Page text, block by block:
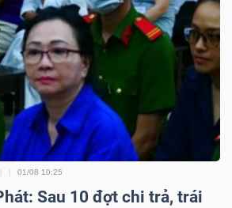
01/08 10:25
Sau 10 đợt chi trả, trái